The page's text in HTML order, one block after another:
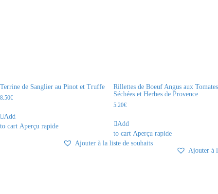
Terrine de Sanglier au Pinot et Truffe
8.50€
Add
to cart Aperçu rapide
Ajouter à la liste de souhaits
Rillettes de Boeuf Angus aux Tomates
Séchées et Herbes de Provence
5.20€
Add
to cart Aperçu rapide
Ajouter à